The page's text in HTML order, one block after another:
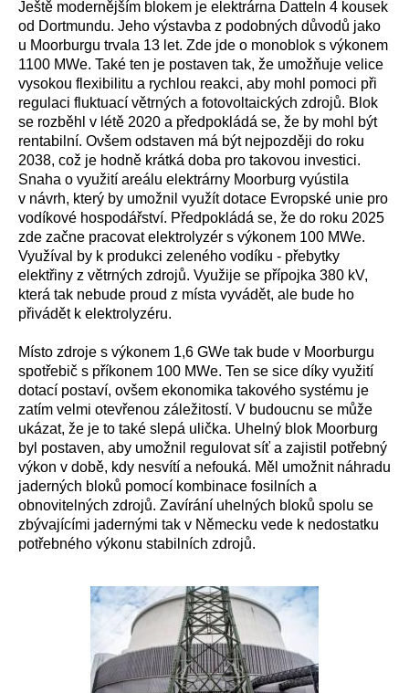
Ještě modernějším blokem je elektrárna Datteln 4 kousek
od Dortmundu. Jeho výstavba z podobných důvodů jako
u Moorburgu trvala 13 let. Zde jde o monoblok s výkonem
1100 MWe. Také ten je postaven tak, že umožňuje velice
vysokou flexibilitu a rychlou reakci, aby mohl pomoci při
regulaci fluktuací větrných a fotovoltaických zdrojů. Blok
se rozběhl v létě 2020 a předpokládá se, že by mohl být
rentabilní. Ovšem odstaven má být nejpozději do roku
2038, což je hodně krátká doba pro takovou investici.
Snaha o využití areálu elektrárny Moorburg vyústila
v návrh, který by umožnil využít dotace Evropské unie pro
vodíkové hospodářství. Předpokládá se, že do roku 2025
zde začne pracovat elektrolyzér s výkonem 100 MWe.
Využíval by k produkci zeleného vodíku - přebytky
elektřiny z větrných zdrojů. Využije se přípojka 380 kV,
která tak nebude proud z místa vyvádět, ale bude ho
přivádět k elektrolyzéru.
Místo zdroje s výkonem 1,6 GWe tak bude v Moorburgu
spotřebič s příkonem 100 MWe. Ten se sice díky využití
dotací postaví, ovšem ekonomika takového systému je
zatím velmi otevřenou záležitostí. V budoucnu se může
ukázat, že je to také slepá ulička. Uhelný blok Moorburg
byl postaven, aby umožnil regulovat síť a zajistil potřebný
výkon v době, kdy nesvítí a nefouká. Měl umožnit náhradu
jaderných bloků pomocí kombinace fosilních a
obnovitelných zdrojů. Zavírání uhelných bloků spolu se
zbývajícími jadernými tak v Německu vede k nedostatku
potřebného výkonu stabilních zdrojů.